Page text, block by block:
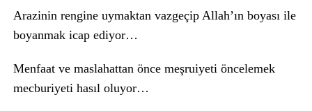
Arazinin rengine uymaktan vazgeçip Allah’ın boyası ile
boyanmak icap ediyor…
Menfaat ve maslahattan önce meşruiyeti öncelemek
mecburiyeti hasıl oluyor…